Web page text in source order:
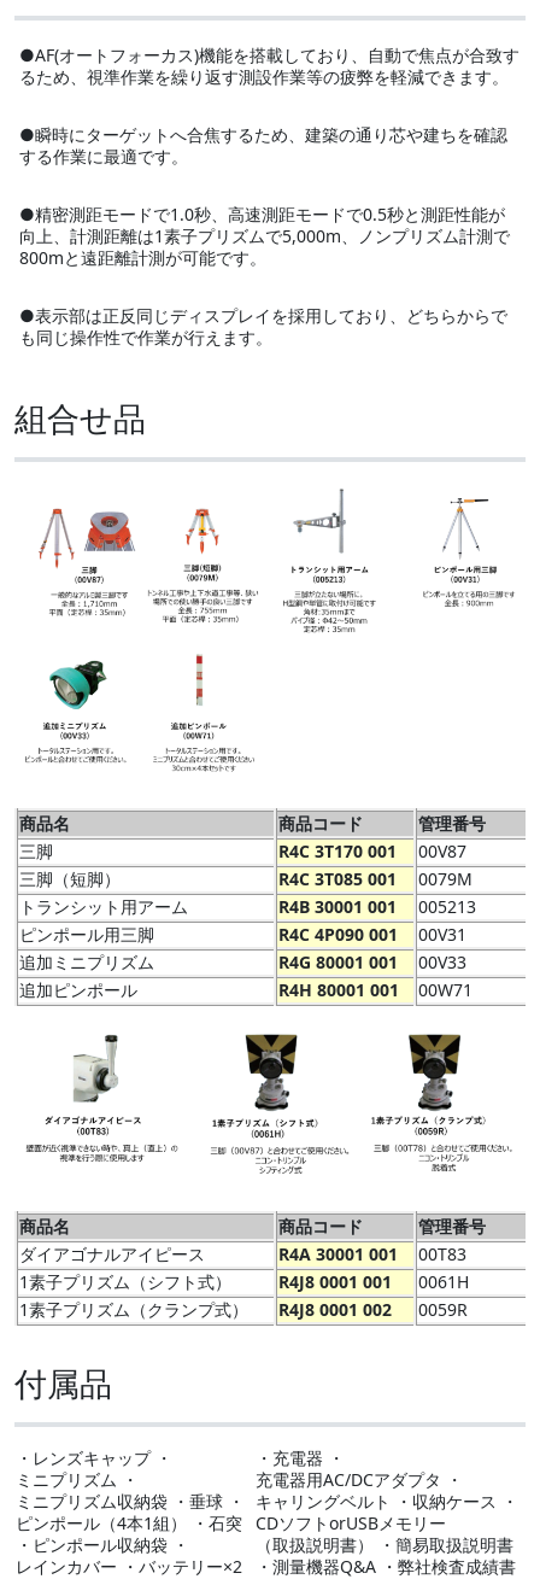
●AF(オートフォーカス)機能を搭載しており、自動で焦点が合致す
るため、視準作業を繰り返す測設作業等の疲弊を軽減できます。
●瞬時にターゲットへ合焦するため、建築の通り芯や建ちを確認
する作業に最適です。
●精密測距モードで1.0秒、高速測距モードで0.5秒と測距性能が
向上、計測距離は1素子プリズムで5,000m、ノンプリズム計測で
800mと遠距離計測が可能です。
●表示部は正反同じディスプレイを採用しており、どちらからで
も同じ操作性で作業が行えます。
組合せ品
商品名 商品コード
管理番号
三脚
R4C 3T170 001
00V87
三脚（短脚）
R4C 3T085 001
0079M
トランシット用アーム
R4B 30001 001
005213
ピンポール用三脚
R4C 4P090 001
00V31
追加ミニプリズム
R4G 80001 001
00V33
追加ピンポール
R4H 80001 001 00W71
商品名 商品コード
管理番号
ダイアゴナルアイピース
R4A 30001 001
00T83
1素子プリズム（シフト式）
R4J8 0001 001
0061H
1素子プリズム（クランプ式）
R4J8 0001 002 0059R
付属品
・レンズキャップ ・
ミニプリズム ・
ミニプリズム収納袋 ・垂球 ・
ピンポール（4本1組） ・石突
・ピンポール収納袋 ・
レインカバー ・バッテリー×2
・充電器 ・
充電器用AC/DCアダプタ ・
キャリングベルト ・収納ケース ・
CDソフトorUSBメモリー
（取扱説明書） ・簡易取扱説明書
・測量機器Q&A ・弊社検査成績書